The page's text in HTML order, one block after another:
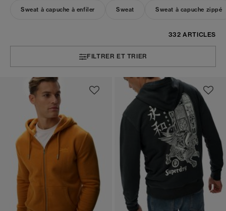
Sweat à capuche à enfiler Sweat Sweat à capuche zippé
332 ARTICLES
FILTRER ET TRIER